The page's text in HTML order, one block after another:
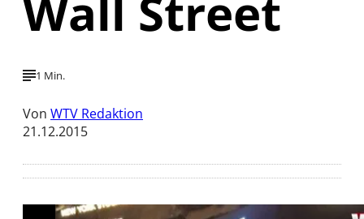
1 Min.
Von WTV Redaktion
21.12.2015